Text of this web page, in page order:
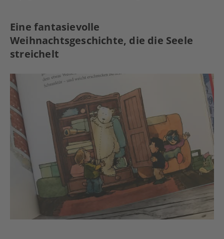
Eine fantasievolle
Weihnachtsgeschichte, die die Seele
streichelt